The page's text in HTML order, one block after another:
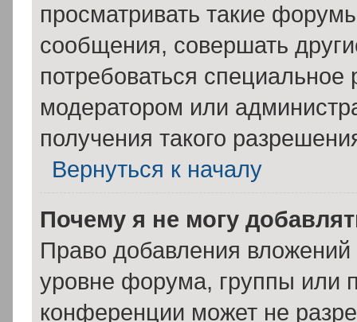
просматривать такие
сообщения, совершать
потребоваться
модератором или
получения такого
Вернуться к началу
Почему я не могу
Право добавления
уровне форума, группы или
конференции может не